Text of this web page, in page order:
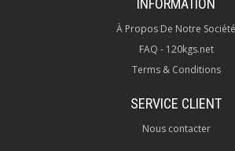
INFORMATION
À Propos De Notre Société
FAQ - 120kgs.net
Terms & Conditions
SERVICE CLIENT
Nous contacter